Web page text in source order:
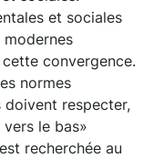
et sociales
convergence.
normes
doivent respecter,
le bas»
recherchée au